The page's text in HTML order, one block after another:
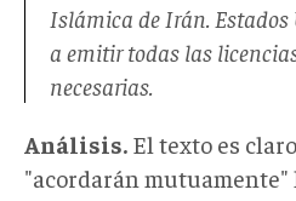
Islámica de Irán.
a emitir todas las
necesarias.
Análisis. El texto es
"acordarán